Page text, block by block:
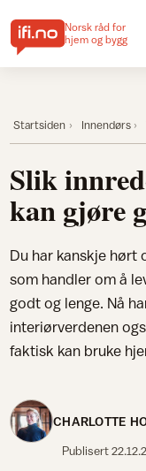
Norsk råd for
hjem og bygg
Startsiden Innendørs
Slik
kan gjøre
Du har kanskje hørt
som handler om å
godt og lenge. Nå
interiørverdenen
faktisk kan bruke
CHARLOTTE
Publisert